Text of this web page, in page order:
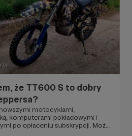
że TT600 S to dobry
motocyklami,
komputerami pokładowymi i
po opłaceniu subskrypcji. Może